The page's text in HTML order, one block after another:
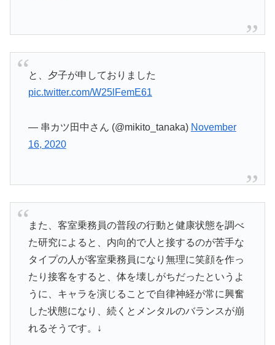
と、夕子が申しておりました
pic.twitter.com/W25lFemE61
— 串カツ田中さん (@mikito_tanaka) November
16, 2020
また、客室乗務員の普段の行動と健康状態を調べ
た研究によると、内向的で人と接するのが苦手な
タイプの人が客室乗務員になり無理に笑顔を作っ
たり接客をすると、体を壊しがちだったというよ
うに、キャラを演じることで自律神経が常に興奮
した状態になり、続くとメンタルのバランスが崩
れるそうです。↓